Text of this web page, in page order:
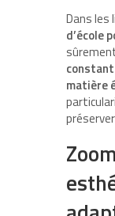
Dans les
d’école
constant
matière